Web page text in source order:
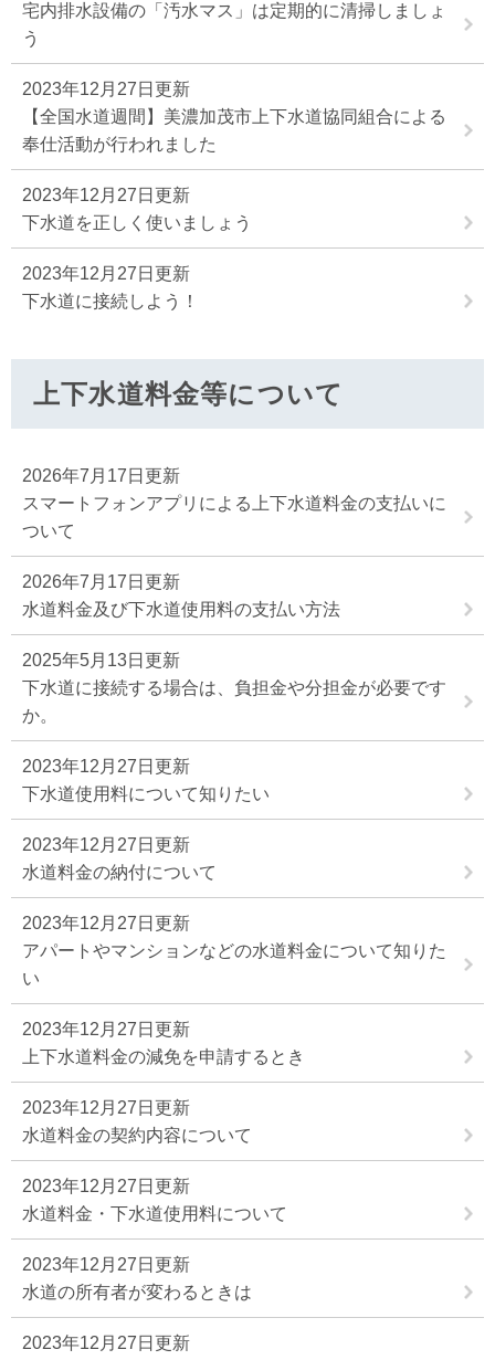
宅内排水設備の「汚水マス」は定期的に清掃しましょ
う
2023年12月27日更新
【全国水道週間】美濃加茂市上下水道協同組合による
奉仕活動が行われました
2023年12月27日更新
下水道を正しく使いましょう
2023年12月27日更新
下水道に接続しよう！
上下水道料金等について
2026年7月17日更新
スマートフォンアプリによる上下水道料金の支払いに
ついて
2026年7月17日更新
水道料金及び下水道使用料の支払い方法
2025年5月13日更新
下水道に接続する場合は、負担金や分担金が必要です
か。
2023年12月27日更新
下水道使用料について知りたい
2023年12月27日更新
水道料金の納付について
2023年12月27日更新
アパートやマンションなどの水道料金について知りた
い
2023年12月27日更新
上下水道料金の減免を申請するとき
2023年12月27日更新
水道料金の契約内容について
2023年12月27日更新
水道料金・下水道使用料について
2023年12月27日更新
水道の所有者が変わるときは
2023年12月27日更新